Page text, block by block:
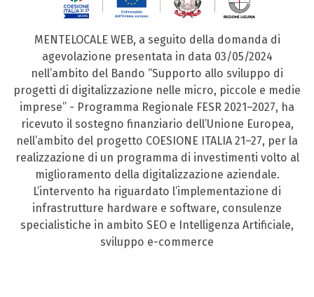
MENTELOCALE WEB, a seguito della domanda di
agevolazione presentata in data 03/05/2024
nell’ambito del Bando “Supporto allo sviluppo di
progetti di digitalizzazione nelle micro, piccole e medie
imprese” - Programma Regionale FESR 2021–2027, ha
ricevuto il sostegno finanziario dell’Unione Europea,
nell’ambito del progetto COESIONE ITALIA 21–27, per la
realizzazione di un programma di investimenti volto al
miglioramento della digitalizzazione aziendale.
L’intervento ha riguardato l’implementazione di
infrastrutture hardware e software, consulenze
specialistiche in ambito SEO e Intelligenza Artificiale,
sviluppo e-commerce